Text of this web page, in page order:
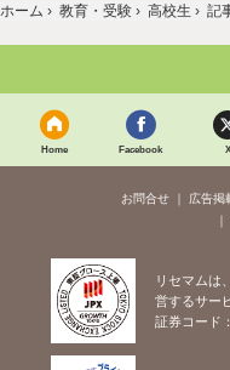
ホーム › 教育・受験 › 高校生 › 記
Home Facebook X
お問合せ 広告掲
リセマムは
営するサー
証券コード